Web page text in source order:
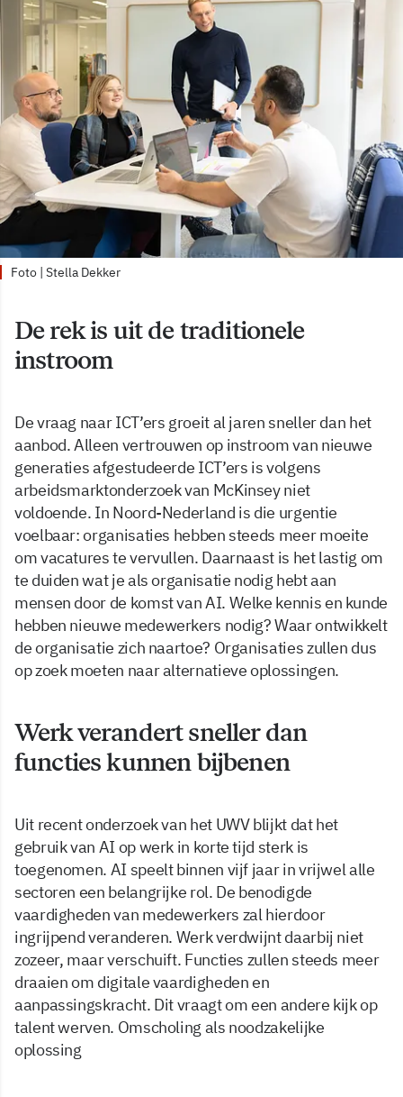
Foto | Stella Dekker
De rek is uit de traditionele
instroom
De vraag naar ICT’ers groeit al jaren sneller dan het
aanbod. Alleen vertrouwen op instroom van nieuwe
generaties afgestudeerde ICT’ers is volgens
arbeidsmarktonderzoek van McKinsey niet
voldoende. In Noord-Nederland is die urgentie
voelbaar: organisaties hebben steeds meer moeite
om vacatures te vervullen. Daarnaast is het lastig om
te duiden wat je als organisatie nodig hebt aan
mensen door de komst van AI. Welke kennis en kunde
hebben nieuwe medewerkers nodig? Waar ontwikkelt
de organisatie zich naartoe? Organisaties zullen dus
op zoek moeten naar alternatieve oplossingen.
Werk verandert sneller dan
functies kunnen bijbenen
Uit recent onderzoek van het UWV blijkt dat het
gebruik van AI op werk in korte tijd sterk is
toegenomen. AI speelt binnen vijf jaar in vrijwel alle
sectoren een belangrijke rol. De benodigde
vaardigheden van medewerkers zal hierdoor
ingrijpend veranderen. Werk verdwijnt daarbij niet
zozeer, maar verschuift. Functies zullen steeds meer
draaien om digitale vaardigheden en
aanpassingskracht. Dit vraagt om een andere kijk op
talent werven. Omscholing als noodzakelijke
oplossing